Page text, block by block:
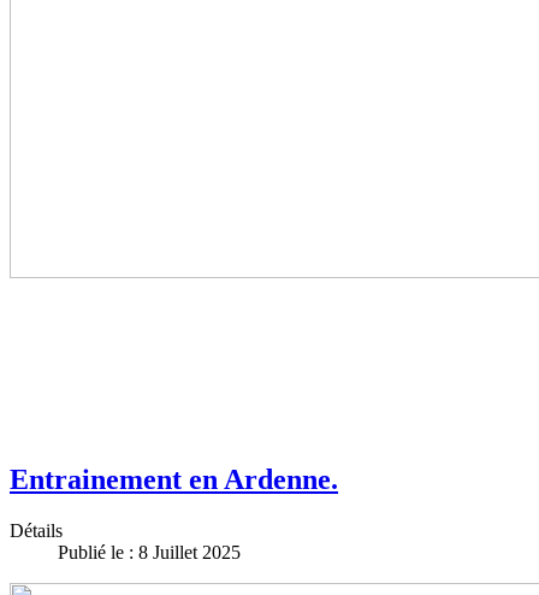
Entrainement en Ardenne.
Détails
Publié le : 8 Juillet 2025